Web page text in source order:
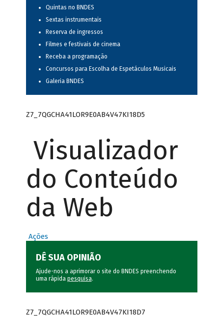
Quintas no BNDES
Sextas instrumentais
Reserva de ingressos
Filmes e festivais de cinema
Receba a programação
Concursos para Escolha de Espetáculos Musicais
Galeria BNDES
Z7_7QGCHA41LOR9E0AB4V47KI18D5
Visualizador
do Conteúdo
da Web
Ações
DÊ SUA OPINIÃO
Ajude-nos a aprimorar o site do BNDES preenchendo
uma rápida pesquisa.
Z7_7QGCHA41LOR9E0AB4V47KI18D7